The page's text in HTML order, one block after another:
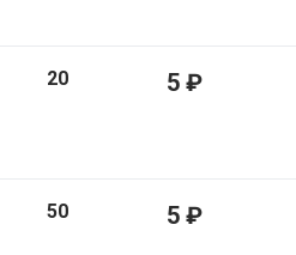
20 5 ₽
50 5 ₽